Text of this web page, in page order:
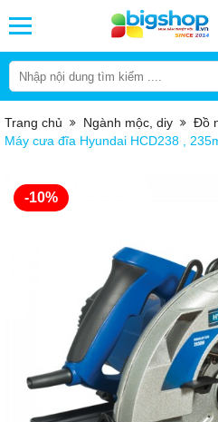
Trang chủ Ngành mộc, diy Đồ
Máy cưa đĩa Hyundai HCD238 ,
-10%